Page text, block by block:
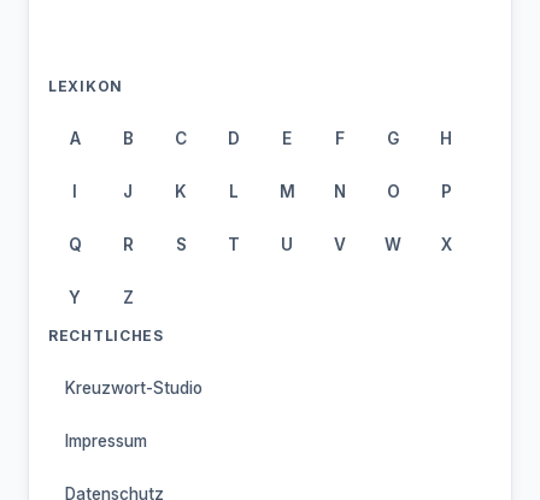
LEXIKON
A B C D E F G H
I J K L M N O P
Q R S T U V W X
Y Z
RECHTLICHES
Kreuzwort-Studio
Impressum
Datenschutz